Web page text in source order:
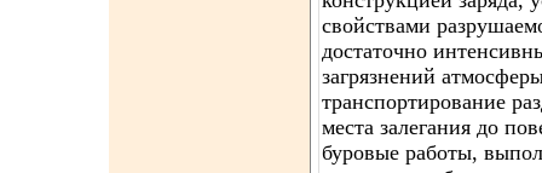
свойствами
достаточно
загрязнений
транспортирование
места залегания до
буровые работы,